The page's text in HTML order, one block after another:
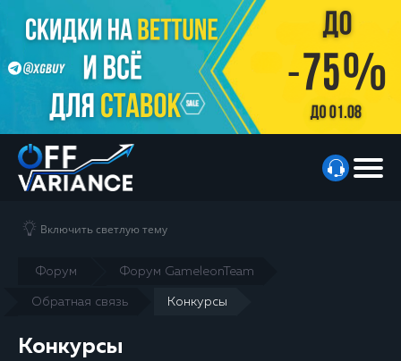
Форум Форум GameleonTeam
Обратная связь Конкурсы
Включить светлую тему
Конкурсы